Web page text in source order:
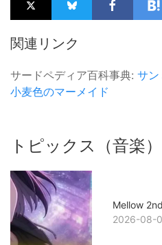
関連リンク
サードペディア百科事典: サン
小麦色のマーメイド
トピックス（音楽）
Mellow
2026-08-